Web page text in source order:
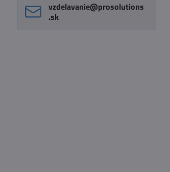
vzdelavanie​@prosolutions​
.sk